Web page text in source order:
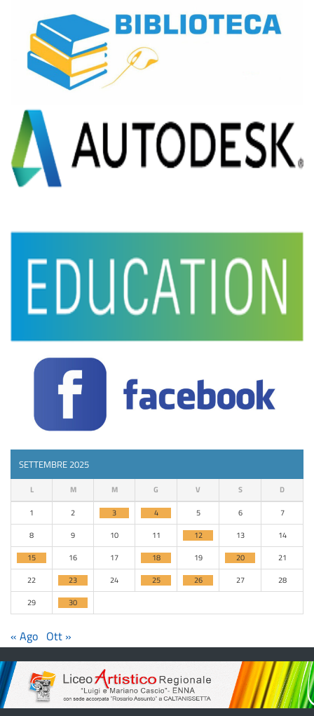
SETTEMBRE 2025
L M M G V S D
1 2 3 4 5 6
7
8
9 10 11 12 13
14
15
16 17 18 19 20
21
22
23 24 25 26 27
28
29
30
« Ago Ott »